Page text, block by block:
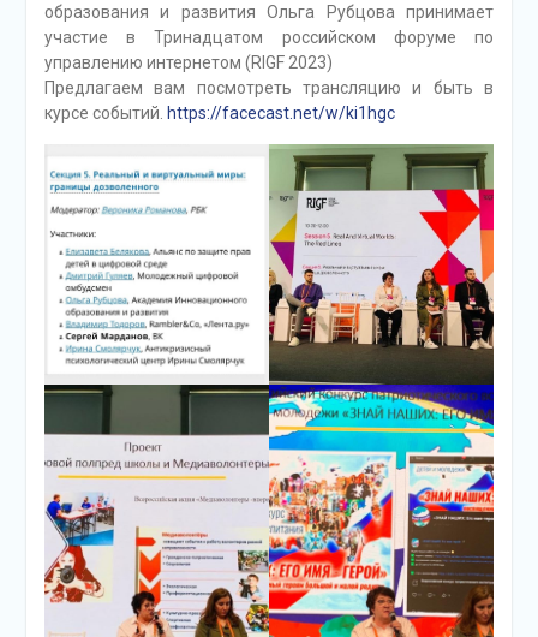
образования и развития Ольга Рубцова принимает
участие в Тринадцатом российском форуме по
управлению интернетом (RIGF 2023)
Предлагаем вам посмотреть трансляцию и быть в
курсе событий. https://facecast.net/w/ki1hgc